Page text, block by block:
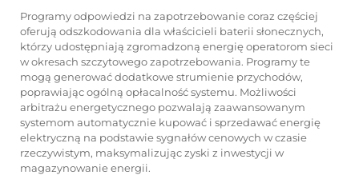
Programy odpowiedzi na zapotrzebowanie coraz częściej
oferują odszkodowania dla właścicieli baterii słonecznych,
którzy udostępniają zgromadzoną energię operatorom sieci
w okresach szczytowego zapotrzebowania. Programy te
mogą generować dodatkowe strumienie przychodów,
poprawiając ogólną opłacalność systemu. Możliwości
arbitrażu energetycznego pozwalają zaawansowanym
systemom automatycznie kupować i sprzedawać energię
elektryczną na podstawie sygnałów cenowych w czasie
rzeczywistym, maksymalizując zyski z inwestycji w
magazynowanie energii.